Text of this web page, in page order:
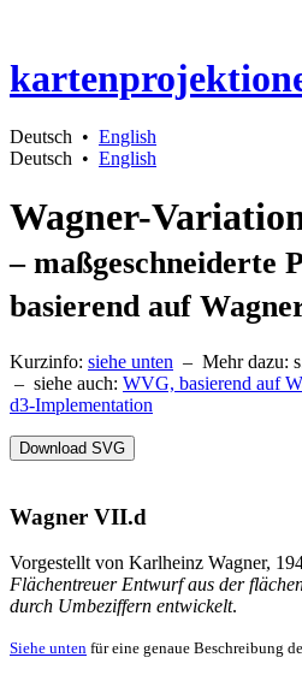
Deutsch • English
Deutsch • English
Wagner-
– maßgeschneiderte
basierend auf
Kurzinfo: siehe unten – Mehr dazu:
– siehe auch: WVG, basierend auf
d3-Implementation
Wagner VII.d
Vorgestellt von Karlheinz Wagner,
Flächentreuer Entwurf aus der
durch Umbeziffern entwickelt.
Siehe unten für eine genaue Beschreibung